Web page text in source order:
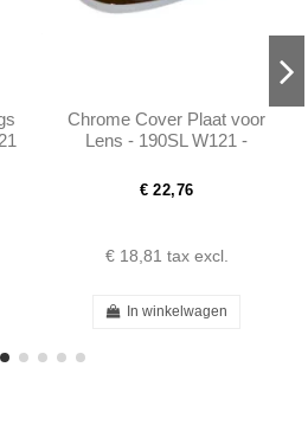
Chrome Cover Plaat voor
Lens - 190SL W121 -
€ 22,76
€ 18,81 tax excl.
In winkelwagen